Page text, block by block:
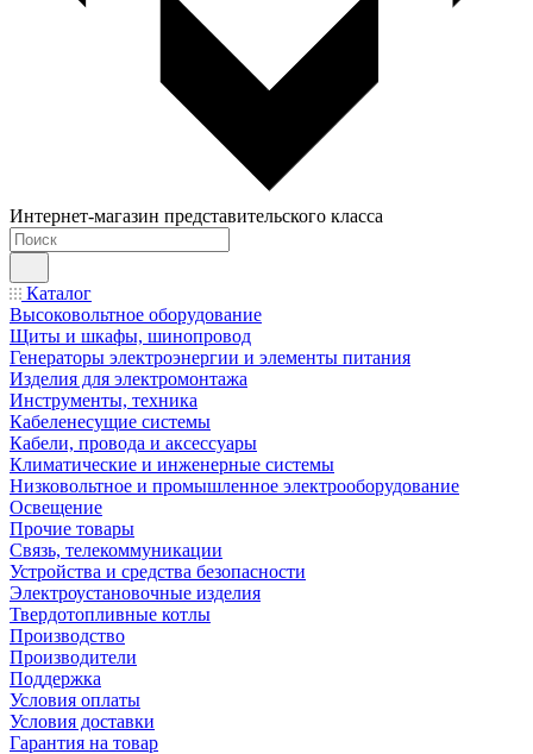
Интернет-магазин представительского класса
Каталог
Высоковольтное оборудование
Щиты и шкафы, шинопровод
Генераторы электроэнергии и элементы питания
Изделия для электромонтажа
Инструменты, техника
Кабеленесущие системы
Кабели, провода и аксессуары
Климатические и инженерные системы
Низковольтное и промышленное электрооборудование
Освещение
Прочие товары
Связь, телекоммуникации
Устройства и средства безопасности
Электроустановочные изделия
Твердотопливные котлы
Производство
Производители
Поддержка
Условия оплаты
Условия доставки
Гарантия на товар